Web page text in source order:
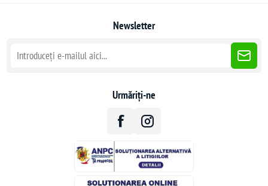
Newsletter
Urmăriți-ne